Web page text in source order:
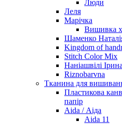
Люди
Леля
Марічка
Вишивка
Шаменко
Kingdom of
Stitch Color Mix
Наніашвілі Ірина
Riznobarvna
Тканина для
Пластикова
папір
Aida / Аіда
Aida 11